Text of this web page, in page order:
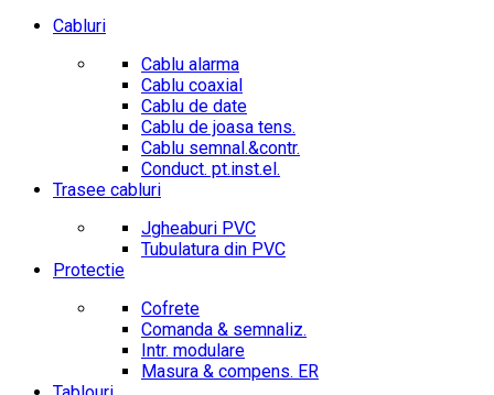
Cabluri
Cablu alarma
Cablu coaxial
Cablu de date
Cablu de joasa tens.
Cablu semnal.&contr.
Conduct. pt.inst.el.
Trasee cabluri
Jgheaburi PVC
Tubulatura din PVC
Protectie
Cofrete
Comanda & semnaliz.
Intr. modulare
Masura & compens. ER